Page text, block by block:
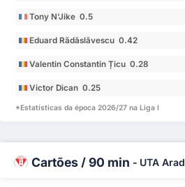
Tony N'Jike 0.5
Eduard Rădăslăvescu 0.42
Valentin Constantin Țicu 0.28
Victor Dican 0.25
*Estatísticas da época 2026/27 na Liga I
Cartões / 90 min - UTA Arad